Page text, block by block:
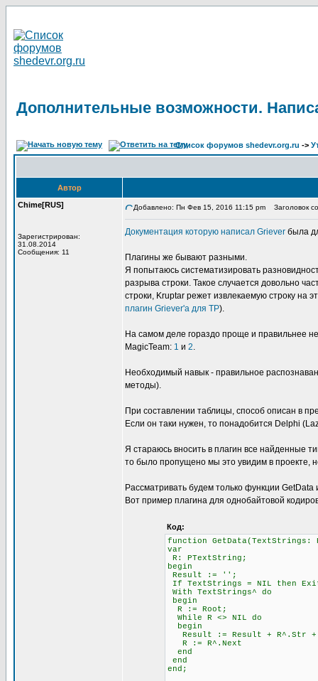
Дополнительные возможности.
Список форумов shedevr.org.ru ->
Автор
Chime[RUS]
Зарегистрирован:
31.08.2014
Сообщения: 11
Добавлено: Пн Фев 15, 2016 11:15 pm Заголовок
Документация которую написал Griever была
Плагины же бывают разными.
Я попытаюсь систематизировать
разрыва строки. Такое случается довольно
строки, Kruptar режет извлекаемую строку на
плагин Griever'а для TP).
На самом деле гораздо проще и правильнее
MagicTeam: 1 и 2.
Необходимый навык - правильное
методы).
При составлении таблицы, способ описан в
Если он таки нужен, то понадобится Delphi
Я стараюсь вносить в плагин все найденные
то было пропущено мы это увидим в проекте,
Рассматривать будем только функции
Вот пример плагина для однобайтовой
Код:
function
var
R: PTextString;
begin
Result := '';
If TextStrings = NIL then
With TextStrings^ do
begin
R := Root;
While R <> NIL do
begin
Result := Result + R^.Str +
R := R^.Next
end
end
end;